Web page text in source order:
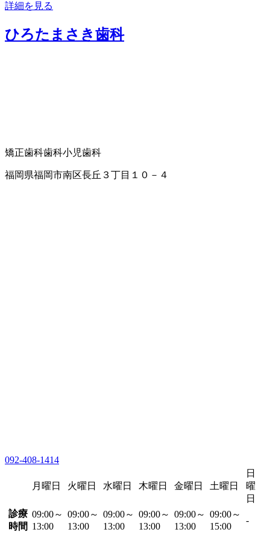
詳細を見る
ひろたまさき歯科
矯正歯科歯科小児歯科
福岡県福岡市南区長丘３丁目１０－４
092-408-1414
月曜日 火曜日 水曜日 木曜日 金曜日 土曜日
日
曜
日
診療
時間
09:00～
13:00
09:00～
13:00
09:00～
13:00
09:00～
13:00
09:00～
13:00
09:00～
15:00
-